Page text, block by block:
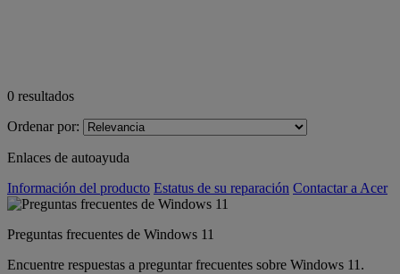
0 resultados
Ordenar por:
Enlaces de autoayuda
Información del producto Estatus de su reparación Contactar a Acer
Preguntas frecuentes de Windows 11
Encuentre respuestas a preguntar frecuentes sobre Windows 11.